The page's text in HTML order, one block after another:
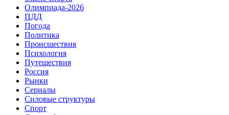
Олимпиада-2026
ПДД
Погода
Политика
Происшествия
Психология
Путешествия
Россия
Рынки
Сериалы
Силовые структуры
Спорт